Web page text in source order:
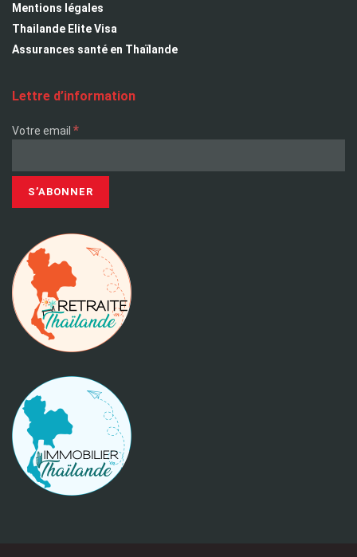
Mentions légales
Thailande Elite Visa
Assurances santé en Thaïlande
Lettre d’information
Votre email *